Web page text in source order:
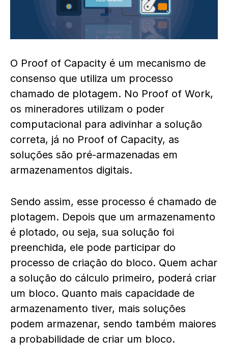
O Proof of Capacity é um mecanismo de
consenso que utiliza um processo
chamado de plotagem. No Proof of Work,
os mineradores utilizam o poder
computacional para adivinhar a solução
correta, já no Proof of Capacity, as
soluções são pré-armazenadas em
armazenamentos digitais.
Sendo assim, esse processo é chamado de
plotagem. Depois que um armazenamento
é plotado, ou seja, sua solução foi
preenchida, ele pode participar do
processo de criação do bloco. Quem achar
a solução do cálculo primeiro, poderá criar
um bloco. Quanto mais capacidade de
armazenamento tiver, mais soluções
podem armazenar, sendo também maiores
a probabilidade de criar um bloco.